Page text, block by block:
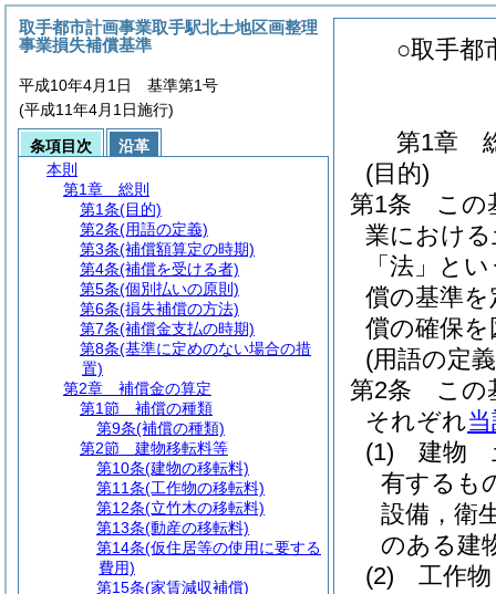
○取手都
第1章
(目的)
第1条
この
業におけ
「法」と
償の基準
償の確保
(用語の定
第2条
この
それぞれ
(1)
建物
有するも
設備，衛
のある建
(2)
工作
取手都市計画事業取手駅北土地区画整理
事業損失補償基準
平成10年4月1日 基準第1号
(平成11年4月1日施行)
条項目次
沿革
本則
第1章
総則
第1条(目的)
第2条(用語の定義)
第3条(補償額算定の時期)
第4条(補償を受ける者)
第5条(個別払いの原則)
第6条(損失補償の方法)
第7条(補償金支払の時期)
第8条(基準に定めのない場合の措
置)
第2章
補償金の算定
第1節
補償の種類
第9条(補償の種類)
第2節
建物移転料等
第10条(建物の移転料)
第11条(工作物の移転料)
第12条(立竹木の移転料)
第13条(動産の移転料)
第14条(仮住居等の使用に要する
費用)
第15条(家賃減収補償)